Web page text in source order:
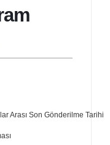
Arası Son Gönderilme Tarihi